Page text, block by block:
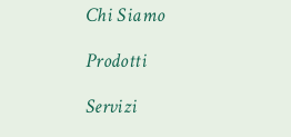
Chi Siamo
Prodotti
Servizi